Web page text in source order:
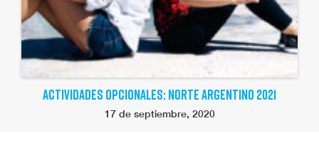
ACTIVIDADES OPCIONALES: NORTE ARGENTINO 2021
17 de septiembre, 2020